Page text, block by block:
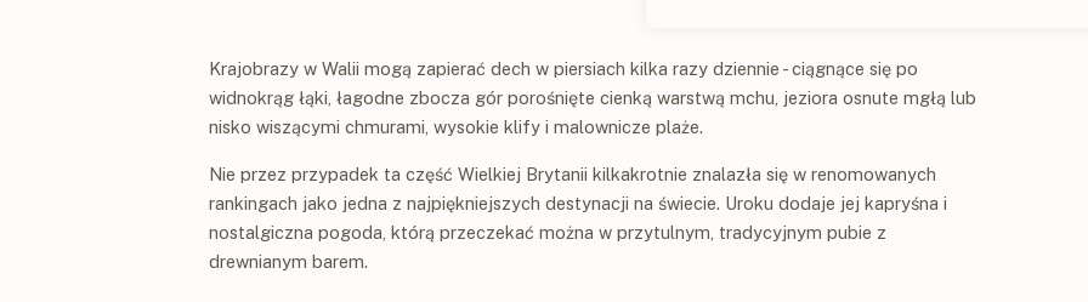
Krajobrazy w Walii mogą zapierać dech w piersiach kilka razy dziennie - ciągnące się po
widnokrąg łąki, łagodne zbocza gór porośnięte cienką warstwą mchu, jeziora osnute mgłą lub
nisko wiszącymi chmurami, wysokie klify i malownicze plaże.
Nie przez przypadek ta część Wielkiej Brytanii kilkakrotnie znalazła się w renomowanych
rankingach jako jedna z najpiękniejszych destynacji na świecie. Uroku dodaje jej kapryśna i
nostalgiczna pogoda, którą przeczekać można w przytulnym, tradycyjnym pubie z
drewnianym barem.